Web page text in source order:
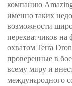
компанию
именно таких
возможности
перехватчиков
охватом Terra
проверенные в
всему миру и
международного